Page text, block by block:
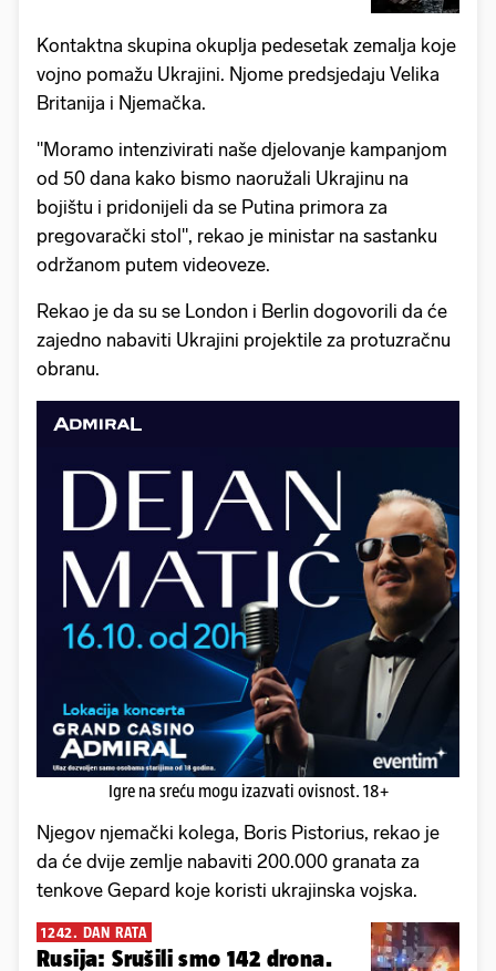
Kontaktna skupina okuplja pedesetak zemalja koje
vojno pomažu Ukrajini. Njome predsjedaju Velika
Britanija i Njemačka.
"Moramo intenzivirati naše djelovanje kampanjom
od 50 dana kako bismo naoružali Ukrajinu na
bojištu i pridonijeli da se Putina primora za
pregovarački stol", rekao je ministar na sastanku
održanom putem videoveze.
Rekao je da su se London i Berlin dogovorili da će
zajedno nabaviti Ukrajini projektile za protuzračnu
obranu.
Igre na sreću mogu izazvati ovisnost. 18+
Njegov njemački kolega, Boris Pistorius, rekao je
da će dvije zemlje nabaviti 200.000 granata za
tenkove Gepard koje koristi ukrajinska vojska.
1242. DAN RATA
Rusija: Srušili smo 142 drona.